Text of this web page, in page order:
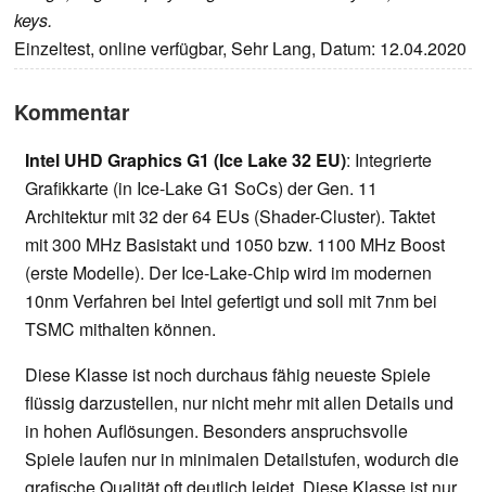
keys.
Einzeltest, online verfügbar, Sehr Lang, Datum: 12.04.2020
Kommentar
Intel UHD Graphics G1 (Ice Lake 32 EU): Integrierte
Grafikkarte (in Ice-Lake G1 SoCs) der Gen. 11
Architektur mit 32 der 64 EUs (Shader-Cluster). Taktet
mit 300 MHz Basistakt und 1050 bzw. 1100 MHz Boost
(erste Modelle). Der Ice-Lake-Chip wird im modernen
10nm Verfahren bei Intel gefertigt und soll mit 7nm bei
TSMC mithalten können.
Diese Klasse ist noch durchaus fähig neueste Spiele
flüssig darzustellen, nur nicht mehr mit allen Details und
in hohen Auflösungen. Besonders anspruchsvolle
Spiele laufen nur in minimalen Detailstufen, wodurch die